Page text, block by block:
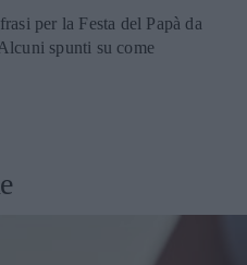
per la Festa del Papà da
spunti su come